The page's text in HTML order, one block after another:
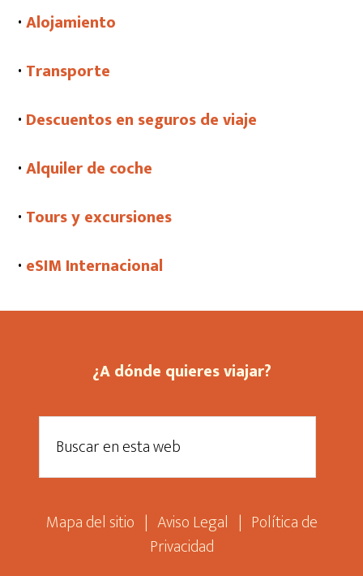
·Alojamiento
· Transporte
· Descuentos en seguros de viaje
·Alquiler de coche
· Tours y excursiones
· eSIM Internacional
¿A dónde quieres viajar?
Mapa del sitio | Aviso Legal | Política de
Privacidad